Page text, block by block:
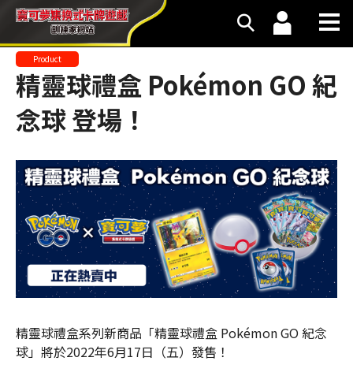
Product
精靈球禮盒 Pokémon GO 紀
念球 登場！
精靈球禮盒系列新商品「精靈球禮盒 Pokémon GO 紀念
球」將於2022年6月17日（五）發售！